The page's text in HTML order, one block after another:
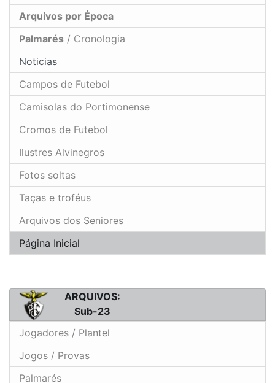
Arquivos por Época
Palmarés / Cronologia
Noticias
Campos de Futebol
Camisolas do Portimonense
Cromos de Futebol
Ilustres Alvinegros
Fotos soltas
Taças e troféus
Arquivos dos Seniores
Página Inicial
ARQUIVOS:
Sub-23
Jogadores / Plantel
Jogos / Provas
Palmarés